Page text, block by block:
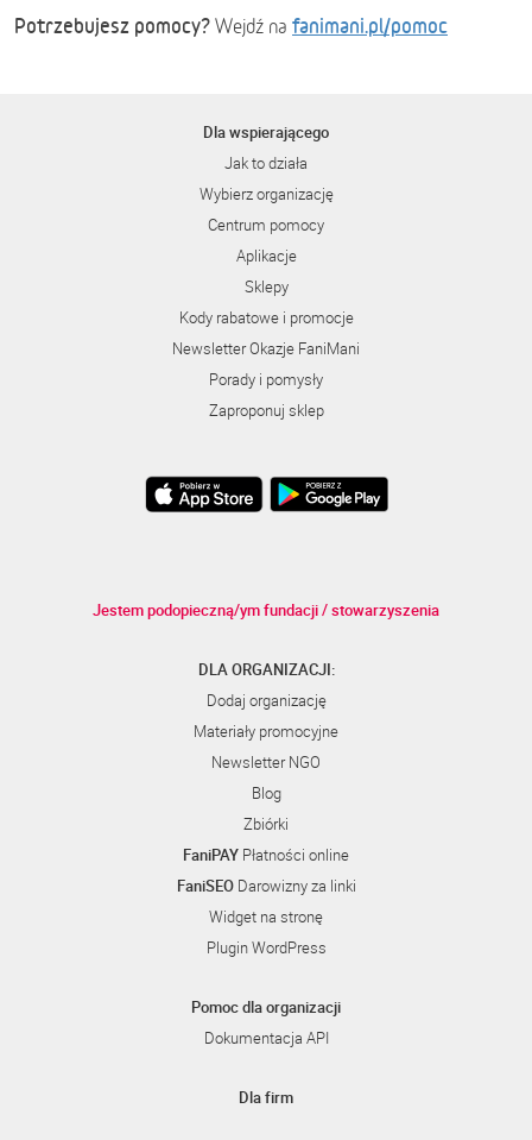
Potrzebujesz pomocy? Wejdź na fanimani.pl/pomoc
Dla wspierającego
Jak to działa
Wybierz organizację
Centrum pomocy
Aplikacje
Sklepy
Kody rabatowe i promocje
Newsletter Okazje FaniMani
Porady i pomysły
Zaproponuj sklep
Jestem podopieczną/ym fundacji / stowarzyszenia
DLA ORGANIZACJI:
Dodaj organizację
Materiały promocyjne
Newsletter NGO
Blog
Zbiórki
FaniPAY Płatności online
FaniSEODarowizny za linki
Widget na stronę
Plugin WordPress
Pomoc dla organizacji
Dokumentacja API
Dla firm